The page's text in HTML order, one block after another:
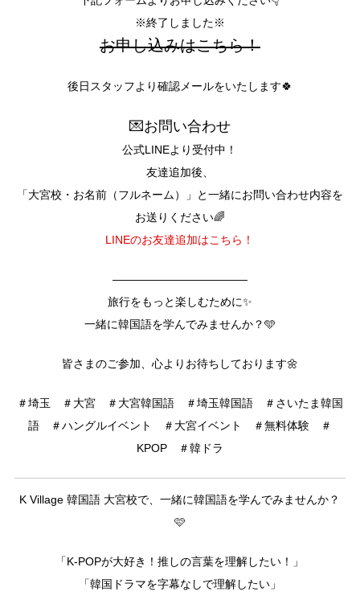
※終了しました※
お申し込みはこちら！
後日スタッフより確認メールをいたします🍀
💌お問い合わせ
公式LINEより受付中！
友達追加後、
「大宮校・お名前（フルネーム）」と一緒にお問い合わせ内容を
お送りください🌈
LINEのお友達追加はこちら！
――――――――――――
旅行をもっと楽しむために✨
一緒に韓国語を学んでみませんか？🩵
皆さまのご参加、心よりお待ちしております🌼
＃埼玉 ＃大宮 ＃大宮韓国語 ＃埼玉韓国語 ＃さいたま韓国
語 ＃ハングルイベント ＃大宮イベント ＃無料体験 ＃
KPOP ＃韓ドラ
K Village 韓国語 大宮校で、一緒に韓国語を学んでみませんか？
🩷
「K-POPが大好き！推しの言葉を理解したい！」
「韓国ドラマを字幕なしで理解したい」